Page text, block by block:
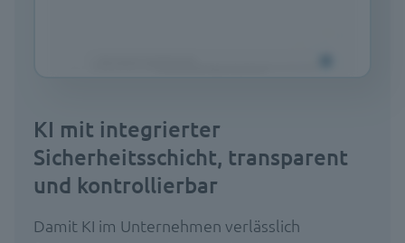
KI mit integrierter
Sicherheitsschicht, transparent
und kontrollierbar
Damit KI im Unternehmen verlässlich